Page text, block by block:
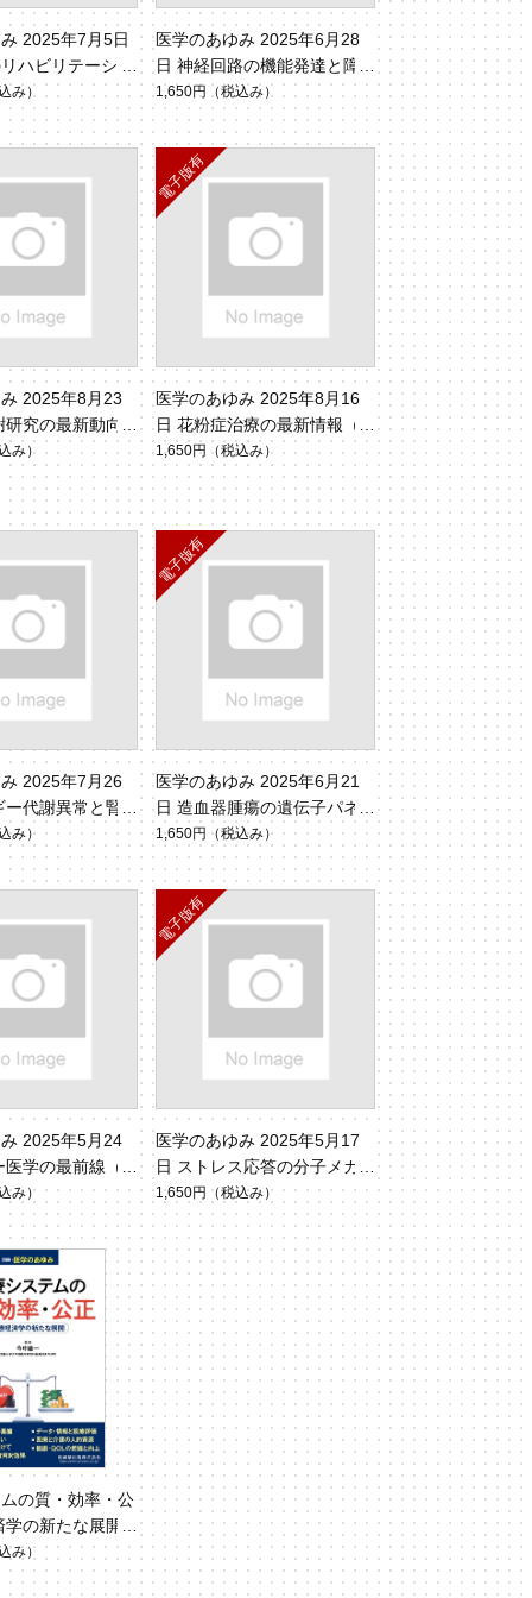
2025年7月5日
ハビリテーショ
する守備範囲
）
み）
医学のあゆみ 2025年6月28
日 神経回路の機能発達と障
害（Vol.293 No.13）
1,650円 （税込み）
2025年8月23
究の最新動向
（Vol.294 No.
み）
医学のあゆみ 2025年8月16
日 花粉症治療の最新情報（V
ol.294 No.6・7）
1,650円 （税込み）
2025年7月26
代謝異常と腎
No.4）
み）
医学のあゆみ 2025年6月21
日 造血器腫瘍の遺伝子パネ
ル検査の臨床的意義（Vol.29
3 No.12）
1,650円 （税込み）
2025年5月24
学の最前線（V
）
み）
医学のあゆみ 2025年5月17
日 ストレス応答の分子メカ
ニズム（Vol.293 No.7）
1,650円 （税込み）
の質・効率・公
の新たな展開
のあゆみ」）
み）